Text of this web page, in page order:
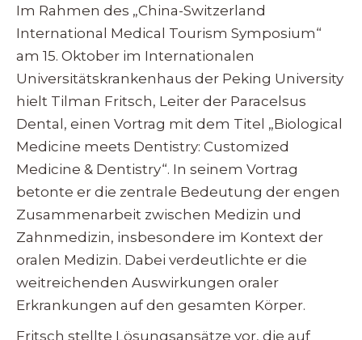
Im Rahmen des „China-Switzerland
International Medical Tourism Symposium“
am 15. Oktober im Internationalen
Universitätskrankenhaus der Peking University
hielt Tilman Fritsch, Leiter der Paracelsus
Dental, einen Vortrag mit dem Titel „Biological
Medicine meets Dentistry: Customized
Medicine & Dentistry“. In seinem Vortrag
betonte er die zentrale Bedeutung der engen
Zusammenarbeit zwischen Medizin und
Zahnmedizin, insbesondere im Kontext der
oralen Medizin. Dabei verdeutlichte er die
weitreichenden Auswirkungen oraler
Erkrankungen auf den gesamten Körper.
Fritsch stellte Lösungsansätze vor, die auf